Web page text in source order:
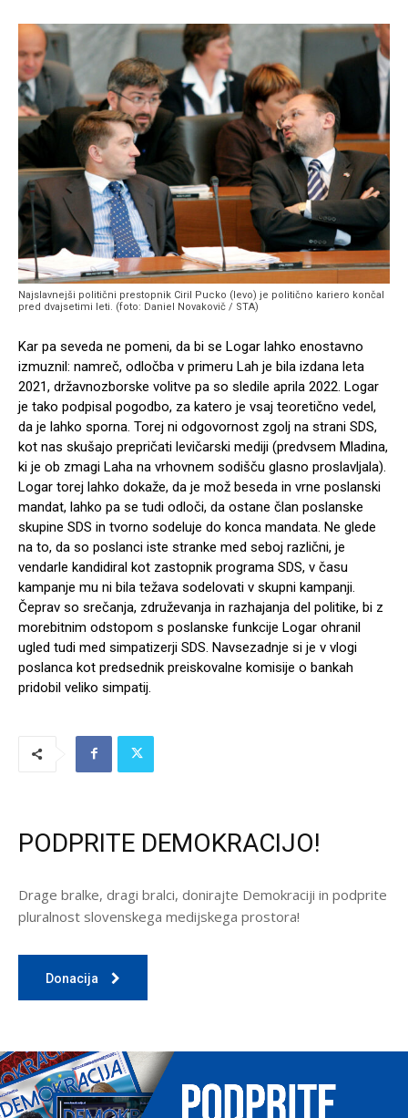
Najslavnejši politični prestopnik Ciril Pucko (levo) je politično kariero končal
pred dvajsetimi leti. (foto: Daniel Novakovič / STA)
Kar pa seveda ne pomeni, da bi se Logar lahko enostavno
izmuznil: namreč, odločba v primeru Lah je bila izdana leta
2021, državnozborske volitve pa so sledile aprila 2022. Logar
je tako podpisal pogodbo, za katero je vsaj teoretično vedel,
da je lahko sporna. Torej ni odgovornost zgolj na strani SDS,
kot nas skušajo prepričati levičarski mediji (predvsem Mladina,
ki je ob zmagi Laha na vrhovnem sodišču glasno proslavljala).
Logar torej lahko dokaže, da je mož beseda in vrne poslanski
mandat, lahko pa se tudi odloči, da ostane član poslanske
skupine SDS in tvorno sodeluje do konca mandata. Ne glede
na to, da so poslanci iste stranke med seboj različni, je
vendarle kandidiral kot zastopnik programa SDS, v času
kampanje mu ni bila težava sodelovati v skupni kampanji.
Čeprav so srečanja, združevanja in razhajanja del politike, bi z
morebitnim odstopom s poslanske funkcije Logar ohranil
ugled tudi med simpatizerji SDS. Navsezadnje si je v vlogi
poslanca kot predsednik preiskovalne komisije o bankah
pridobil veliko simpatij.
PODPRITE DEMOKRACIJO!
Drage bralke, dragi bralci, donirajte Demokraciji in podprite
pluralnost slovenskega medijskega prostora!
Donacija